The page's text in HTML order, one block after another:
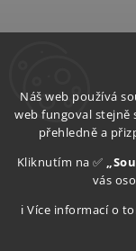
Náš web používá
web fungoval stejně
přehledně a
Kliknutím na ✅
vás
ℹ️ Více informací o